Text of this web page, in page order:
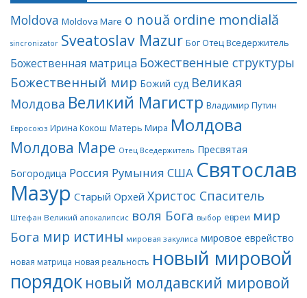
Moldova Moldova Mare o nouă ordine mondială
sincronizator Sveatoslav Mazur Бог Отец Вседержитель
Божественная матрица Божественные структуры
Божественный мир Божий суд Великая
Молдова Великий Магистр Владимир Путин
Евросоюз Ирина Кокош Матерь Мира Молдова
Молдова Маре Отец Вседержитель Пресвятая
Богородица Россия Румыния США Святослав
Мазур Старый Орхей Христос Спаситель
Штефан Великий апокалипсис воля Бога выбор евреи мир
Бога мир истины мировая закулиса мировое еврейство
новая матрица новая реальность новый мировой
порядок новый молдавский мировой